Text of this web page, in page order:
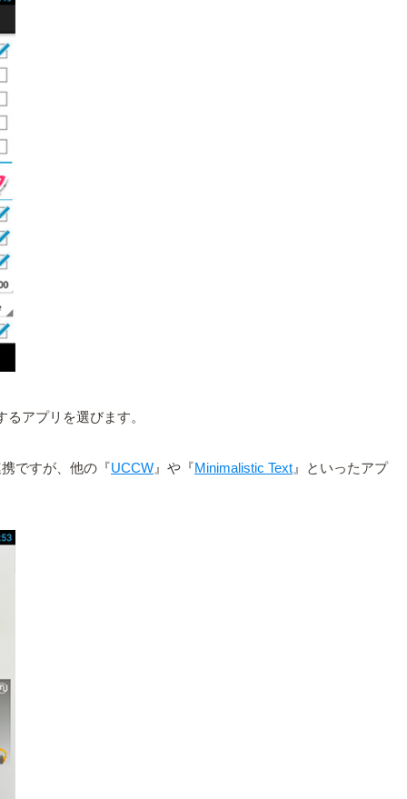
アプリを選びます。
ですが、他の『UCCW 』や『Minimalistic Text 』といったアプ